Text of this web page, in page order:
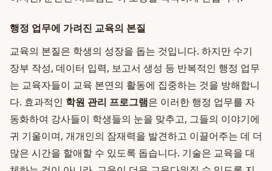
행정 업무에 가려진 교육의 본질
교육의 본질은 학생의 성장을 돕는 것입니다. 하지만 수기
장부 작성, 데이터 입력, 보고서 생성 등 반복적인 행정 업무
는 교육자들이 교육 본연의 활동에 집중하는 것을 방해합니
다. 효과적인 학원 관리 프로그램은 이러한 행정 업무를 자
동화하여 강사들이 학생들의 눈을 맞추고, 그들의 이야기에
귀 기울이며, 개개인의 잠재력을 발견하고 이끌어주는 데 더
많은 시간을 할애할 수 있도록 돕습니다. 기술은 교육을 대